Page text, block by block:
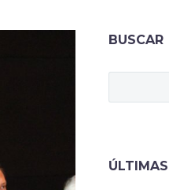
BUSCAR